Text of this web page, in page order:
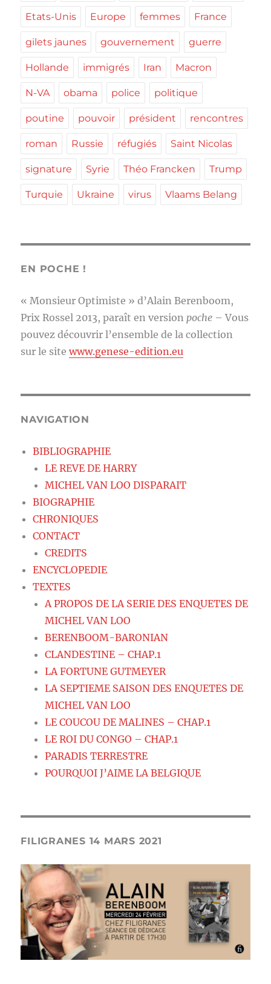
Etats-Unis Europe femmes France
gilets jaunes gouvernement guerre
Hollande immigrés Iran Macron
N-VA obama police politique
poutine pouvoir président rencontres
roman Russie réfugiés Saint Nicolas
signature Syrie Théo Francken Trump
Turquie Ukraine virus Vlaams Belang
EN POCHE !
« Monsieur Optimiste » d’Alain Berenboom,
Prix Rossel 2013, paraît en version poche – Vous
pouvez découvrir l’ensemble de la collection
sur le sitewww.genese-edition.eu
NAVIGATION
BIBLIOGRAPHIE
LE REVE DE HARRY
MICHEL VAN LOO DISPARAIT
BIOGRAPHIE
CHRONIQUES
CONTACT
CREDITS
ENCYCLOPEDIE
TEXTES
A PROPOS DE LA SERIE DES ENQUETES DE
MICHEL VAN LOO
BERENBOOM-BARONIAN
CLANDESTINE – CHAP.1
LA FORTUNE GUTMEYER
LA SEPTIEME SAISON DES ENQUETES DE
MICHEL VAN LOO
LE COUCOU DE MALINES – CHAP.1
LE ROI DU CONGO – CHAP.1
PARADIS TERRESTRE
POURQUOI J’AIME LA BELGIQUE
FILIGRANES 14 MARS 2021